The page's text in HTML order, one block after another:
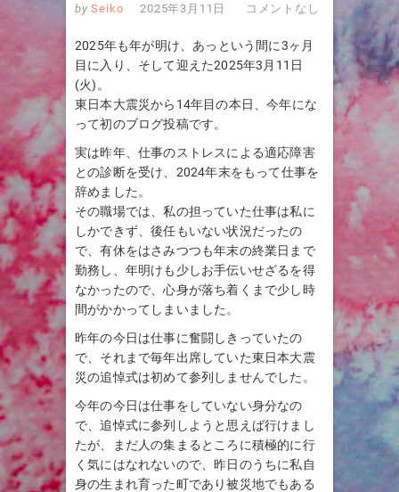
by Seiko 2025年3月11日 コメントなし
2025年も年が明け、あっという間に3ヶ月
目に入り、そして迎えた2025年3月11日
(火)。
東日本大震災から14年目の本日、今年にな
って初のブログ投稿です。
実は昨年、仕事のストレスによる適応障害
との診断を受け、2024年末をもって仕事を
辞めました。
その職場では、私の担っていた仕事は私に
しかできず、後任もいない状況だったの
で、有休をはさみつつも年末の終業日まで
勤務し、年明けも少しお手伝いせざるを得
なかったので、心身が落ち着くまで少し時
間がかかってしまいました。
昨年の今日は仕事に奮闘しきっていたの
で、それまで毎年出席していた東日本大震
災の追悼式は初めて参列しませんでした。
今年の今日は仕事をしていない身分なの
で、追悼式に参列しようと思えば行けまし
たが、まだ人の集まるところに積極的に行
く気にはなれないので、昨日のうちに私自
身の生まれ育った町であり被災地でもある